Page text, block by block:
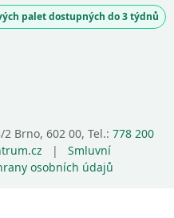
palet dostupných do 3 týdnů
Brno, 602 00, Tel.: 778 200
| Smluvní
osobních údajů